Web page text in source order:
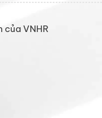
của VNHR